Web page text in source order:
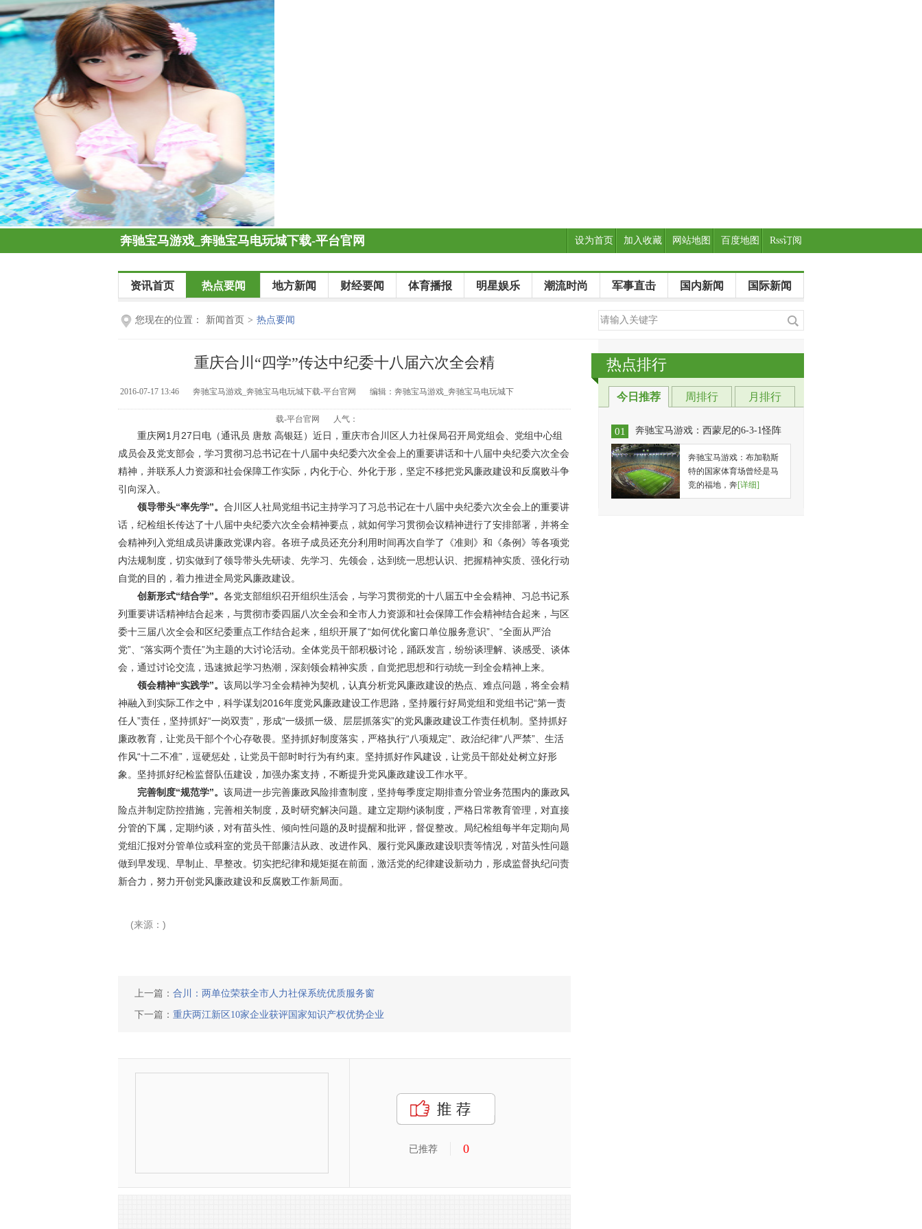
奔驰宝马游戏_奔驰宝马电玩城下载-平台官网 Rss订阅
百度地图
网站地图
加入收藏
设为首页
资讯首页 热点要闻 地方新闻 财经要闻 体育播报 明星娱乐 潮流时尚 军事直击 国内新闻 国际新闻
您现在的位置： 新闻首页 > 热点要闻
重庆合川“四学”传达中纪委十八届六次全会精
2016-07-17 13:46 奔驰宝马游戏_奔驰宝马电玩城下载-平台官网 编辑：奔驰宝马游戏_奔驰宝马电玩城下
载-平台官网 人气：
重庆网1月27日电（通讯员 唐敖 高银廷）近日，重庆市合川区人力社保局召开局党组会、党组中心组
成员会及党支部会，学习贯彻习总书记在十八届中央纪委六次全会上的重要讲话和十八届中央纪委六次全会
精神，并联系人力资源和社会保障工作实际，内化于心、外化于形，坚定不移把党风廉政建设和反腐败斗争
引向深入。
领导带头“率先学”。 合川区人社局党组书记主持学习了习总书记在十八届中央纪委六次全会上的重要讲
话，纪检组长传达了十八届中央纪委六次全会精神要点，就如何学习贯彻会议精神进行了安排部署，并将全
会精神列入党组成员讲廉政党课内容。各班子成员还充分利用时间再次自学了《准则》和《条例》等各项党
内法规制度，切实做到了领导带头先研读、先学习、先领会，达到统一思想认识、把握精神实质、强化行动
自觉的目的，着力推进全局党风廉政建设。
创新形式“结合学”。 各党支部组织召开组织生活会，与学习贯彻党的十八届五中全会精神、习总书记系
列重要讲话精神结合起来，与贯彻市委四届八次全会和全市人力资源和社会保障工作会精神结合起来，与区
委十三届八次全会和区纪委重点工作结合起来，组织开展了“如何优化窗口单位服务意识”、“全面从严治
党”、“落实两个责任”为主题的大讨论活动。全体党员干部积极讨论，踊跃发言，纷纷谈理解、谈感受、谈体
会，通过讨论交流，迅速掀起学习热潮，深刻领会精神实质，自觉把思想和行动统一到全会精神上来。
领会精神“实践学”。 该局以学习全会精神为契机，认真分析党风廉政建设的热点、难点问题，将全会精
神融入到实际工作之中，科学谋划2016年度党风廉政建设工作思路，坚持履行好局党组和党组书记“第一责
任人”责任，坚持抓好“一岗双责”，形成“一级抓一级、层层抓落实”的党风廉政建设工作责任机制。坚持抓好
廉政教育，让党员干部个个心存敬畏。坚持抓好制度落实，严格执行“八项规定”、政治纪律“八严禁”、生活
作风“十二不准”，逗硬惩处，让党员干部时时行为有约束。坚持抓好作风建设，让党员干部处处树立好形
象。坚持抓好纪检监督队伍建设，加强办案支持，不断提升党风廉政建设工作水平。
完善制度“规范学”。 该局进一步完善廉政风险排查制度，坚持每季度定期排查分管业务范围内的廉政风
险点并制定防控措施，完善相关制度，及时研究解决问题。建立定期约谈制度，严格日常教育管理，对直接
分管的下属，定期约谈，对有苗头性、倾向性问题的及时提醒和批评，督促整改。局纪检组每半年定期向局
党组汇报对分管单位或科室的党员干部廉洁从政、改进作风、履行党风廉政建设职责等情况，对苗头性问题
做到早发现、早制止、早整改。切实把纪律和规矩挺在前面，激活党的纪律建设新动力，形成监督执纪问责
新合力，努力开创党风廉政建设和反腐败工作新局面。
(来源：)
上一篇： 合川：两单位荣获全市人力社保系统优质服务窗
下一篇： 重庆两江新区10家企业获评国家知识产权优势企业
已推荐 0
热点排行
今日推荐 周排行 月排行
01 奔驰宝马游戏：西蒙尼的6-3-1怪阵
奔驰宝马游戏：布加勒斯
特的国家体育场曾经是马
竞的福地，奔[详细]